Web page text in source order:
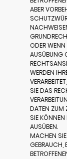
ABER
ODER WENN
AUSÜBUNG
WERDEN
SIE DAS
DATEN ZUM
SIE KÖNNEN
AUSÜBEN.
MACHEN
GEBRAUCH,